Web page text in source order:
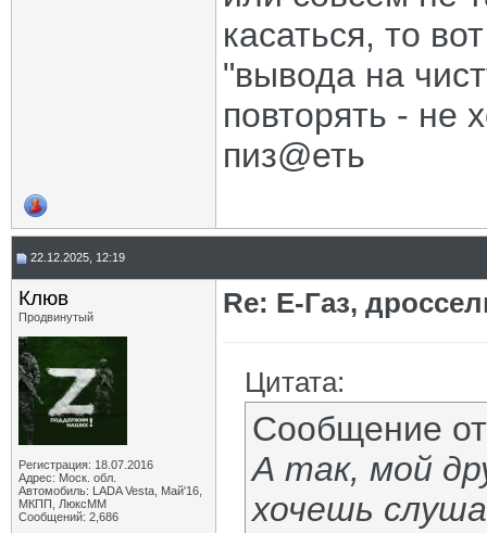
касаться, то
"вывода на
повторять - не
пиз@еть
22.12.2025, 12:19
Клюв
Продвинутый
Регистрация: 18.07.2016
Адрес: Моск. обл.
Автомобиль: LADA Vesta, Май'16,
МКПП, ЛюксММ
Сообщений: 2,686
Re: Е-Газ,
Цитата:
Сообщение
А так, мой
хочешь